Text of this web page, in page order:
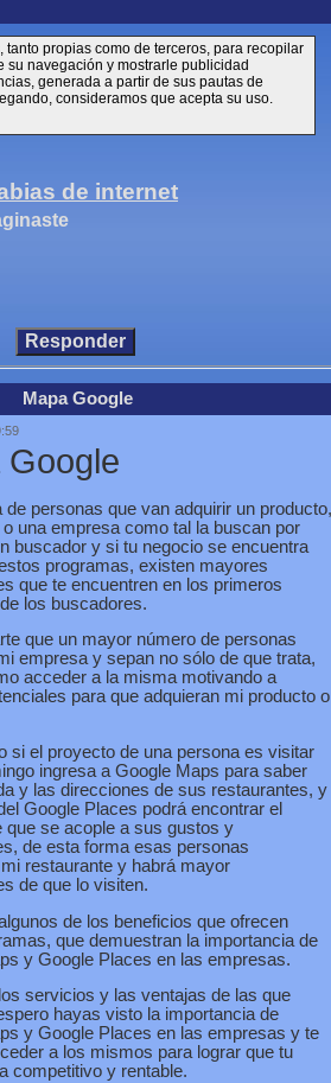
tanto propias como de terceros, para recopilar
su navegación y mostrarle publicidad
generada a partir de sus pautas de
consideramos que acepta su uso.
de internet
Mapa Google
Google
de personas que van adquirir un producto,
una empresa como tal la buscan por
buscador y si tu negocio se encuentra
programas, existen mayores
que te encuentren en los primeros
los buscadores.
que un mayor número de personas
empresa y sepan no sólo de que trata,
acceder a la misma motivando a
para que adquieran mi producto o
si el proyecto de una persona es visitar
ingresa a Google Maps para saber
y las direcciones de sus restaurantes, y
Google Places podrá encontrar el
que se acople a sus gustos y
de esta forma esas personas
restaurante y habrá mayor
de que lo visiten.
de los beneficios que ofrecen
que demuestran la importancia de
y Google Places en las empresas.
servicios y las ventajas de las que
hayas visto la importancia de
y Google Places en las empresas y te
a los mismos para lograr que tu
competitivo y rentable.